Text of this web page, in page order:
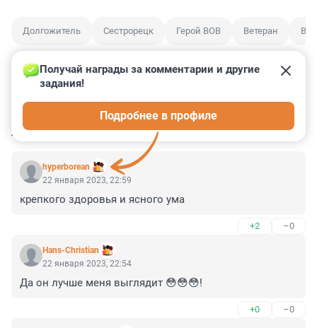
Долгожитель Сестрорецк Герой ВОВ Ветеран
КОММЕНТАРИИ 15
hyperborean
Получай награды за комментарии и другие
задания!
Подробнее в профиле
22 января 2023, 22:59
крепкого здоровья и ясного ума
+2 –0
Hans-Christian
22 января 2023, 22:54
Да он лучше меня выглядит 😳😳😳!
+0 –0